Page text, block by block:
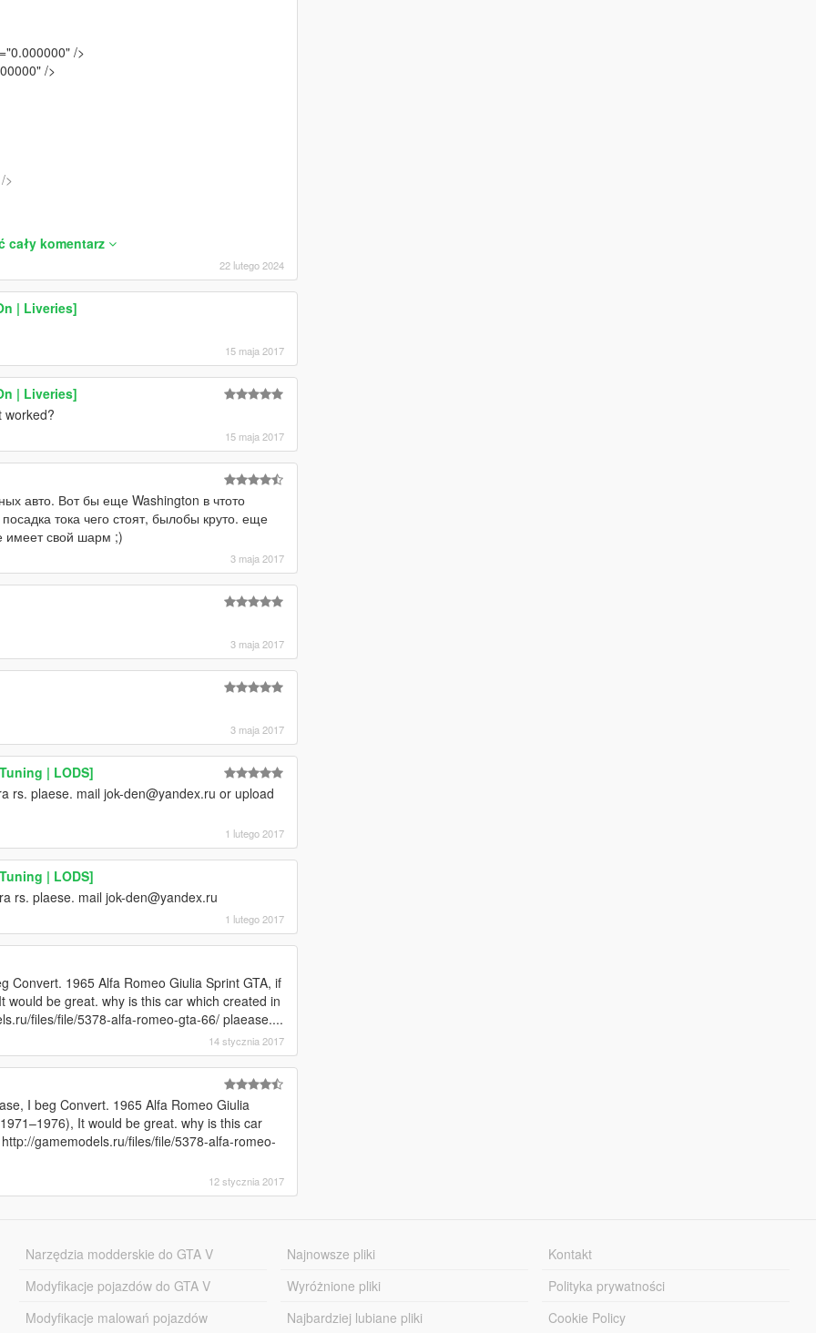
/>
/>
>
cały komentarz
22 lutego 2024
| Liveries]
15 maja 2017
| Liveries]
worked?
15 maja 2017
авто. Вот бы еще Washington в чтото
тока чего стоят, былобы круто. еще
имеет свой шарм ;)
3 maja 2017
3 maja 2017
3 maja 2017
| LODS]
rs. plaese. mail jok-den@yandex.ru or upload
1 lutego 2017
| LODS]
rs. plaese. mail jok-den@yandex.ru
1 lutego 2017
1965 Alfa Romeo Giulia Sprint GTA, if
be great. why is this car which created in
files/file/5378-alfa-romeo-gta-66/ plaease....
14 stycznia 2017
I beg Convert. 1965 Alfa Romeo Giulia
It would be great. why is this car
gamemodels.ru/files/file/5378-alfa-romeo-
12 stycznia 2017
Narzędzia modderskie do GTA V
Modyfikacje pojazdów do GTA V
Modyfikacje malowań pojazdów
Najnowsze pliki
Wyróżnione pliki
Najbardziej lubiane pliki
Kontakt
Polityka prywatności
Cookie Policy